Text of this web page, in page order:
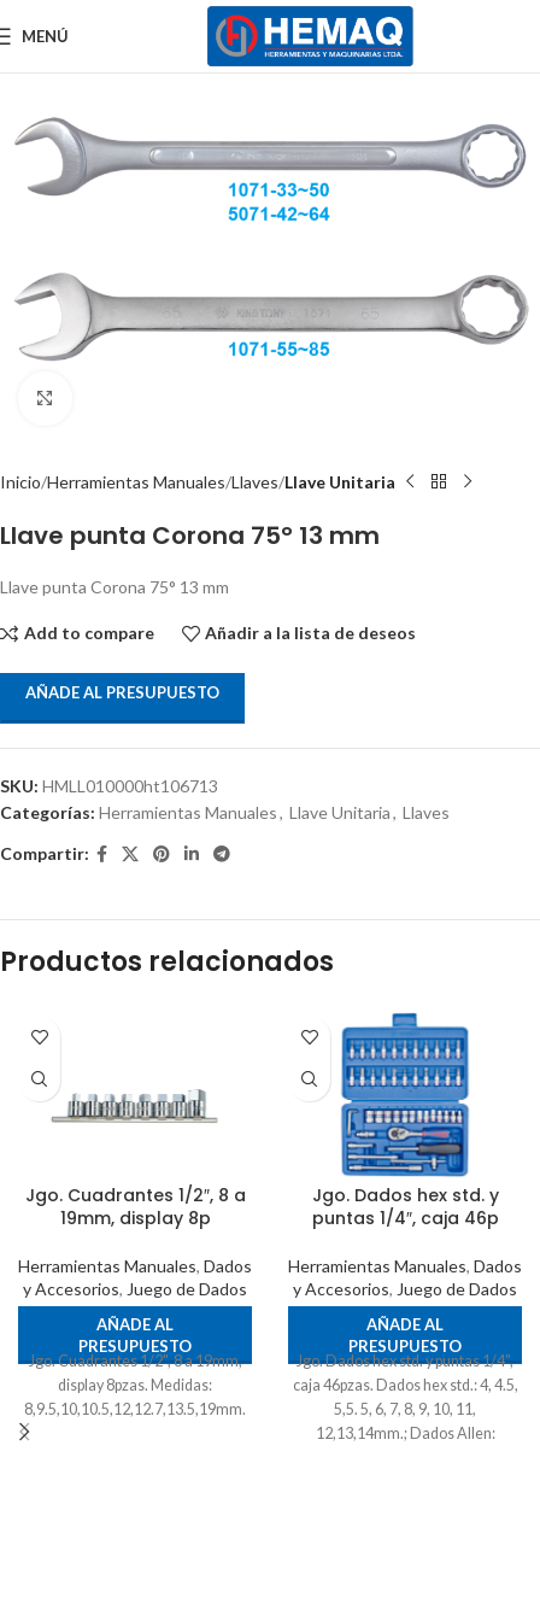
MENÚ
Inicio Herramientas Manuales Llaves Llave Unitaria
Llave punta Corona 75° 13 mm
Llave punta Corona 75° 13 mm
Add to compare Añadir a la lista de deseos
AÑADE AL PRESUPUESTO
SKU: HMLL010000ht106713
Categorías: Herramientas Manuales, Llave Unitaria, Llaves
Compartir:
Productos relacionados
Jgo. Cuadrantes 1/2″, 8 a
19mm, display 8p
Herramientas Manuales, Dados
y Accesorios, Juego de Dados
AÑADE AL
PRESUPUESTO
Jgo. Cuadrantes 1/2", 8 a 19mm,
display 8pzas. Medidas:
8,9.5,10,10.5,12,12.7,13.5,19mm.
Jgo. Dados hex std. y
puntas 1/4″, caja 46p
Herramientas Manuales, Dados
y Accesorios, Juego de Dados
AÑADE AL
PRESUPUESTO
Jgo. Dados hex std. y puntas 1/4",
caja 46pzas. Dados hex std.: 4, 4.5,
5,5. 5, 6, 7, 8, 9, 10, 11,
12,13,14mm.; Dados Allen: